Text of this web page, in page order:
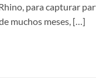
para capturar
muchos meses, […]